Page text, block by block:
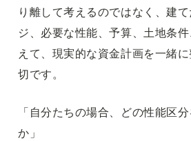
り離して考えるのではなく、建
ジ、必要な性能、予算、土地条
えて、現実的な資金計画を一緒
切です。
「自分たちの場合、どの性能区
か」